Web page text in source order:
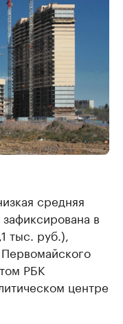
средняя
в
тыс. руб.),
РБК
центре